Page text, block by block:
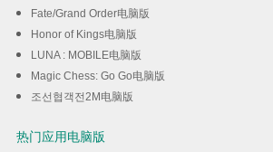
Fate/Grand Order电脑版
Honor of Kings电脑版
LUNA : MOBILE电脑版
Magic Chess: Go Go电脑版
조선협객전2M电脑版
热门应用电脑版